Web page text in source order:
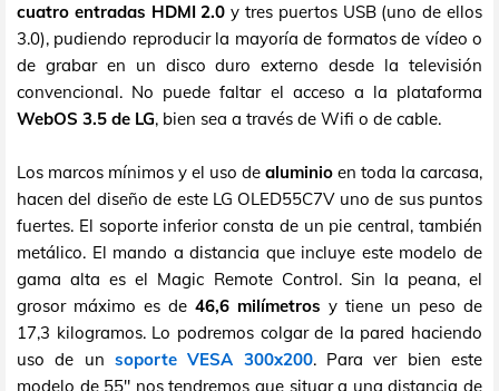
cuatro entradas HDMI 2.0 y tres puertos USB (uno de ellos
3.0), pudiendo reproducir la mayoría de formatos de vídeo o
de grabar en un disco duro externo desde la televisión
convencional. No puede faltar el acceso a la plataforma
WebOS 3.5 de LG, bien sea a través de Wifi o de cable.
Los marcos mínimos y el uso de aluminio en toda la carcasa,
hacen del diseño de este LG OLED55C7V uno de sus puntos
fuertes. El soporte inferior consta de un pie central, también
metálico. El mando a distancia que incluye este modelo de
gama alta es el Magic Remote Control. Sin la peana, el
grosor máximo es de 46,6 milímetros y tiene un peso de
17,3 kilogramos. Lo podremos colgar de la pared haciendo
uso de un soporte VESA 300x200. Para ver bien este
modelo de 55" nos tendremos que situar a una distancia de